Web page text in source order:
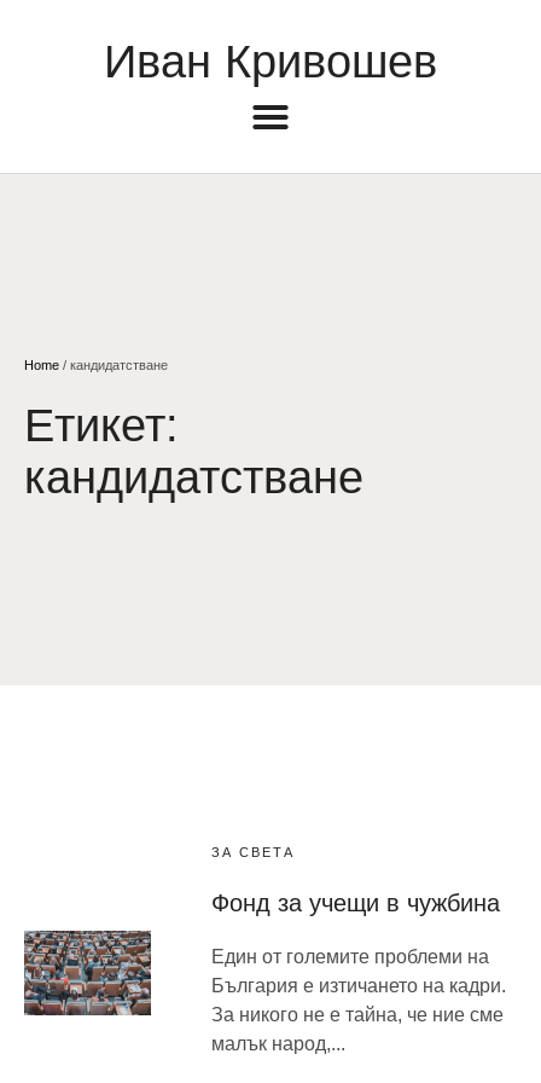
Иван Кривошев
Home / кандидатстване
Етикет:
кандидатстване
ЗА СВЕТА
Фонд за учещи в чужбина
Един от големите проблеми на
България е изтичането на кадри.
За никого не е тайна, че ние сме
малък народ,...